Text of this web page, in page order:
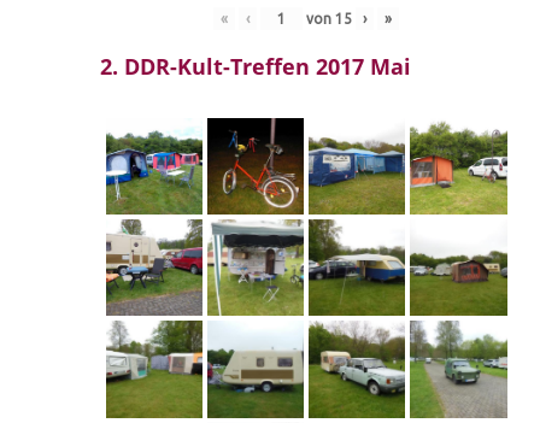
« ‹ von 15 › »
2. DDR-Kult-Treffen 2017 Mai